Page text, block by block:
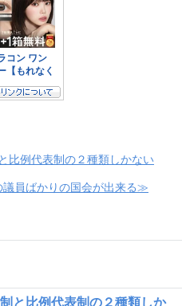
比例代表制の２種類しかない
議員ばかりの国会が出来る≫
と比例代表制の２種類しか